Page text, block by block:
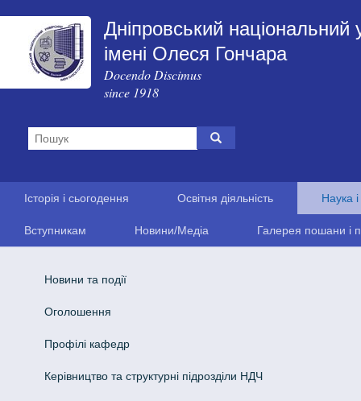
Дніпровський національний
імені Олеся Гончара
Docendo Discimus
since 1918
Історія і сьогодення Освітня діяльність Наука
Вступникам Новини/Медіа Галерея пошани і
Новини та події
Оголошення
Профілі кафедр
Керівництво та структурні підрозділи НДЧ